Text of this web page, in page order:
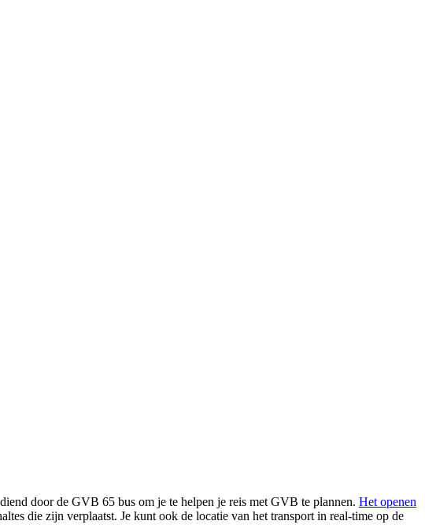
door de GVB 65 bus om je te helpen je reis met GVB te plannen. Het openen
die zijn verplaatst. Je kunt ook de locatie van het transport in real-time op de